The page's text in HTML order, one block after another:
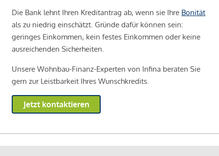
Die Bank lehnt Ihren Kreditantrag ab, wenn sie Ihre Bonität
als zu niedrig einschätzt. Gründe dafür können sein:
geringes Einkommen, kein festes Einkommen oder keine
ausreichenden Sicherheiten.
Unsere Wohnbau-Finanz-Experten von Infina beraten Sie
gern zur Leistbarkeit Ihres Wunschkredits.
Jetzt kontaktieren